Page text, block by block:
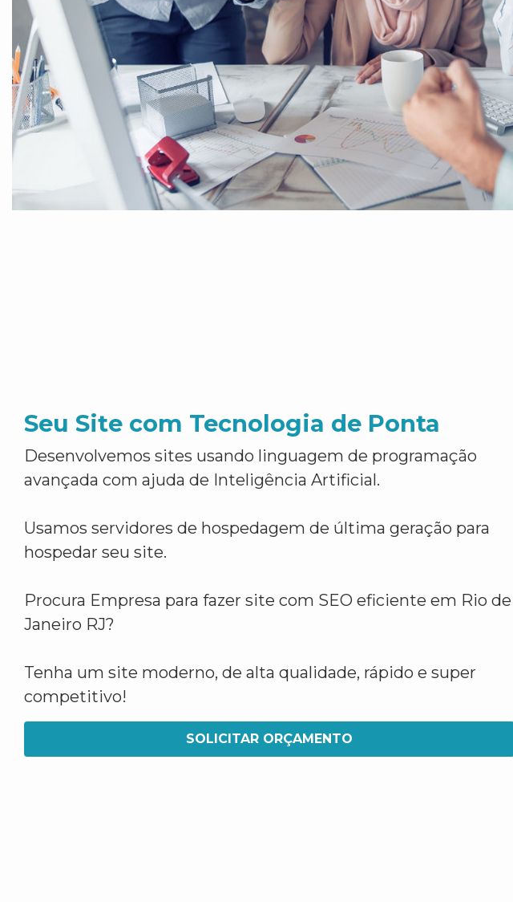
Seu Site com Tecnologia de Ponta
Desenvolvemos sites usando linguagem de programação
avançada com ajuda de Inteligência Artificial.
Usamos servidores de hospedagem de última geração para
hospedar seu site.
Procura Empresa para fazer site com SEO eficiente em Rio de
Janeiro RJ?
Tenha um site moderno, de alta qualidade, rápido e super
competitivo!
SOLICITAR ORÇAMENTO